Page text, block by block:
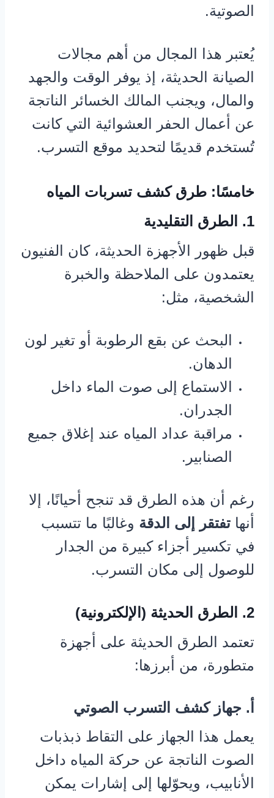
الصوتية.
يُعتبر هذا المجال من أهم مجالات
الصيانة الحديثة، إذ يوفر الوقت والجهد
والمال، ويجنب المالك الخسائر الناتجة
عن أعمال الحفر العشوائية التي كانت
تُستخدم قديمًا لتحديد موقع التسرب.
خامسًا: طرق كشف تسربات المياه
1. الطرق التقليدية
قبل ظهور الأجهزة الحديثة، كان الفنيون
يعتمدون على الملاحظة والخبرة
الشخصية، مثل:
البحث عن بقع الرطوبة أو تغير لون
الدهان.
الاستماع إلى صوت الماء داخل
الجدران.
مراقبة عداد المياه عند إغلاق جميع
الصنابير.
رغم أن هذه الطرق قد تنجح أحيانًا، إلا
أنها تفتقر إلى الدقة وغالبًا ما تتسبب
في تكسير أجزاء كبيرة من الجدار
للوصول إلى مكان التسرب.
2. الطرق الحديثة (الإلكترونية)
تعتمد الطرق الحديثة على أجهزة
متطورة، من أبرزها:
أ. جهاز كشف التسرب الصوتي
يعمل هذا الجهاز على التقاط ذبذبات
الصوت الناتجة عن حركة المياه داخل
الأنابيب، ويحوّلها إلى إشارات يمكن